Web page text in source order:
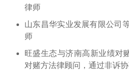
律师
山东昌华实业发展有限公司
师
旺盛生态与济南高新业绩对
对赌方法律顾问，通过非诉